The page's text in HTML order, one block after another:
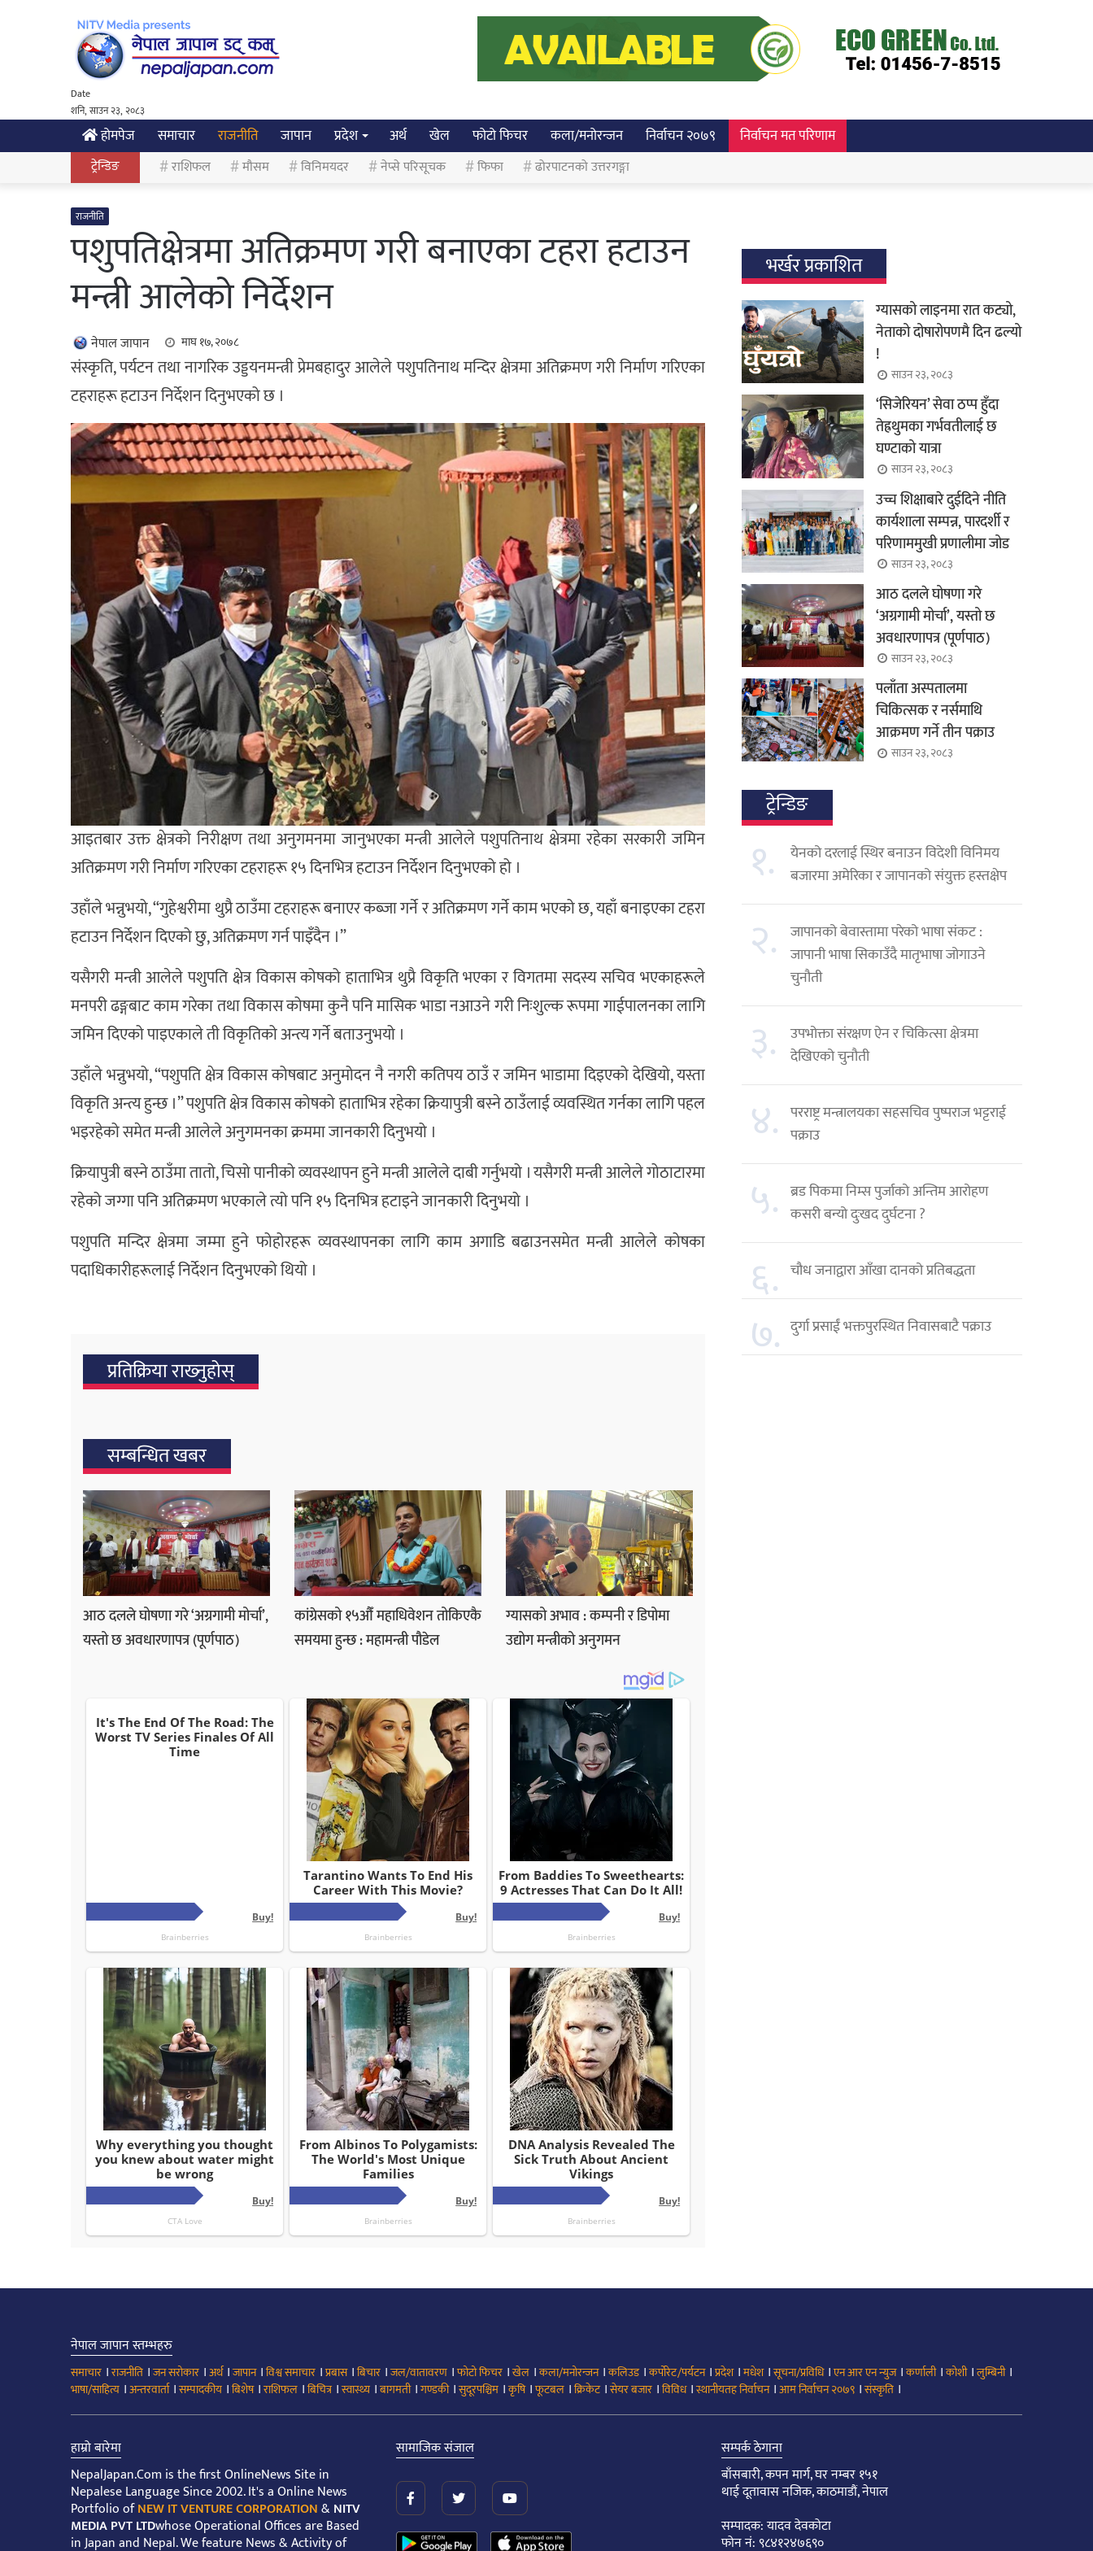
Date
शनि, साउन २३, २०८३
होमपेज समाचार राजनीति जापान प्रदेश अर्थ खेल फोटो फिचर कला/मनोरन्जन निर्वाचन २०७९ निर्वाचन मत परिणाम
ट्रेन्डिङ राशिफल मौसम विनिमयदर नेप्से परिसूचक फिफा ढोरपाटनको उत्तरगङ्गा
राजनीति
पशुपतिक्षेत्रमा अतिक्रमण गरी बनाएका टहरा हटाउन
मन्त्री आलेको निर्देशन
नेपाल जापान माघ १७, २०७८
संस्कृति, पर्यटन तथा नागरिक उड्डयनमन्त्री प्रेमबहादुर आलेले पशुपतिनाथ मन्दिर क्षेत्रमा अतिक्रमण गरी निर्माण गरिएका
टहराहरू हटाउन निर्देशन दिनुभएको छ ।
आइतबार उक्त क्षेत्रको निरीक्षण तथा अनुगमनमा जानुभएका मन्त्री आलेले पशुपतिनाथ क्षेत्रमा रहेका सरकारी जमिन
अतिक्रमण गरी निर्माण गरिएका टहराहरू १५ दिनभित्र हटाउन निर्देशन दिनुभएको हो ।
उहाँले भन्नुभयो, “गुहेश्वरीमा थुप्रै ठाउँमा टहराहरू बनाएर कब्जा गर्ने र अतिक्रमण गर्ने काम भएको छ, यहाँ बनाइएका टहरा
हटाउन निर्देशन दिएको छु, अतिक्रमण गर्न पाइँदैन ।”
यसैगरी मन्त्री आलेले पशुपति क्षेत्र विकास कोषको हाताभित्र थुप्रै विकृति भएका र विगतमा सदस्य सचिव भएकाहरूले
मनपरी ढङ्गबाट काम गरेका तथा विकास कोषमा कुनै पनि मासिक भाडा नआउने गरी निःशुल्क रूपमा गाईपालनका लागि
जमिन दिएको पाइएकाले ती विकृतिको अन्त्य गर्ने बताउनुभयो ।
उहाँले भन्नुभयो, “पशुपति क्षेत्र विकास कोषबाट अनुमोदन नै नगरी कतिपय ठाउँ र जमिन भाडामा दिइएको देखियो, यस्ता
विकृति अन्त्य हुन्छ ।” पशुपति क्षेत्र विकास कोषको हाताभित्र रहेका क्रियापुत्री बस्ने ठाउँलाई व्यवस्थित गर्नका लागि पहल
भइरहेको समेत मन्त्री आलेले अनुगमनका क्रममा जानकारी दिनुभयो ।
क्रियापुत्री बस्ने ठाउँमा तातो, चिसो पानीको व्यवस्थापन हुने मन्त्री आलेले दाबी गर्नुभयो । यसैगरी मन्त्री आलेले गोठाटारमा
रहेको जग्गा पनि अतिक्रमण भएकाले त्यो पनि १५ दिनभित्र हटाइने जानकारी दिनुभयो ।
पशुपति मन्दिर क्षेत्रमा जम्मा हुने फोहोरहरू व्यवस्थापनका लागि काम अगाडि बढाउनसमेत मन्त्री आलेले कोषका
पदाधिकारीहरूलाई निर्देशन दिनुभएको थियो ।
प्रतिक्रिया राख्‍नुहोस्
सम्बन्धित खबर
आठ दलले घोषणा गरे ‘अग्रगामी मोर्चा’,
यस्तो छ अवधारणापत्र (पूर्णपाठ)
कांग्रेसको १५औँ महाधिवेशन तोकिएकै
समयमा हुन्छ : महामन्त्री पौडेल
ग्यासको अभाव : कम्पनी र डिपोमा
उद्योग मन्त्रीको अनुगमन
भर्खर प्रकाशित
ग्यासको लाइनमा रात कट्यो,
नेताको दोषारोपणमै दिन ढल्यो
!
साउन २३, २०८३
‘सिजेरियन’ सेवा ठप्प हुँदा
तेह्रथुमका गर्भवतीलाई छ
घण्टाको यात्रा
साउन २३, २०८३
उच्च शिक्षाबारे दुईदिने नीति
कार्यशाला सम्पन्न, पारदर्शी र
परिणाममुखी प्रणालीमा जोड
साउन २३, २०८३
आठ दलले घोषणा गरे
‘अग्रगामी मोर्चा’, यस्तो छ
अवधारणापत्र (पूर्णपाठ)
साउन २३, २०८३
पलाँता अस्पतालमा
चिकित्सक र नर्समाथि
आक्रमण गर्ने तीन पक्राउ
साउन २३, २०८३
ट्रेन्डिङ
१.
येनको दरलाई स्थिर बनाउन विदेशी विनिमय
बजारमा अमेरिका र जापानको संयुक्त हस्तक्षेप
२.
जापानको बेवास्तामा परेको भाषा संकट :
जापानी भाषा सिकाउँदै मातृभाषा जोगाउने
चुनौती
३.
उपभोक्ता संरक्षण ऐन र चिकित्सा क्षेत्रमा
देखिएको चुनौती
४. परराष्ट्र मन्त्रालयका सहसचिव पुष्पराज भट्टराई
पक्राउ
५. ब्रड पिकमा निम्स पुर्जाको अन्तिम आरोहण
कसरी बन्यो दुःखद दुर्घटना ?
६. चौध जनाद्वारा आँखा दानको प्रतिबद्धता
७. दुर्गा प्रसाईं भक्तपुरस्थित निवासबाटै पक्राउ
नेपाल जापान स्तम्भहरु
समाचार ।राजनीति ।जन सरोकार ।अर्थ।जापान।विश्व समाचार ।प्रबास।बिचार ।जल/वातावरण ।फोटो फिचर ।खेल ।कला/मनोरन्जन।कलिउड।कर्पोरेट/पर्यटन।प्रदेश।मधेश।सूचना/प्रविधि।एन आर एन न्युज।कर्णाली।कोशी।लुम्बिनी।
भाषा/साहित्य ।अन्तरवार्ता।सम्पादकीय ।बिशेष।राशिफल ।बिचित्र।स्वास्थ्य ।बागमती।गण्डकी।सुदूरपश्चिम ।कृषि।फूटबल ।क्रिकेट।सेयर बजार ।विविध।स्थानीयतह निर्वाचन।आम निर्वाचन २०७९ ।संस्कृति ।
हाम्रो बारेमा
NepalJapan.Com is the first OnlineNews Site in
Nepalese Language Since 2002. It's a Online News
Portfolio ofNEW IT VENTURE CORPORATION&NITV
MEDIA PVT LTDwhose Operational Offices are Based
in Japan and Nepal. We feature News & Activity of
सामाजिक संजाल
सम्पर्क ठेगाना
बाँसबारी, कपन मार्ग, घर नम्बर १५१
थाई दूतावास नजिक, काठमाडौं, नेपाल
सम्पादक: यादव देवकोटा
फोन नं: ९८४१२४७६९०